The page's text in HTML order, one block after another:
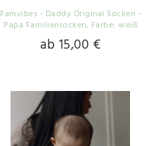
Famvibes - Daddy Original Socken -
Papa Familiensocken, Farbe: weiß
ab 15,00 €